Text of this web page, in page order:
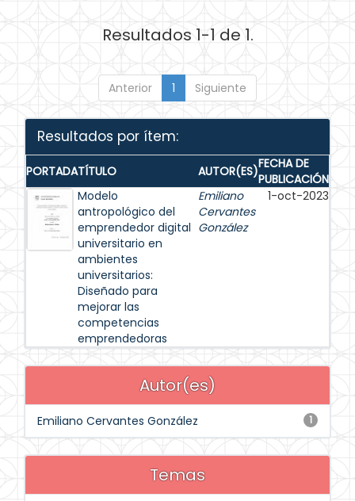
Resultados 1-1 de 1.
Anterior 1 Siguiente
Resultados por ítem:
PORTADATÍTULO AUTOR(ES)FECHA DE
PUBLICACIÓN
Modelo
antropológico del
emprendedor digital
universitario en
ambientes
universitarios:
Diseñado para
mejorar las
competencias
emprendedoras
Emiliano
Cervantes
González
1-oct-2023
Autor(es)
1
Emiliano Cervantes González
Temas